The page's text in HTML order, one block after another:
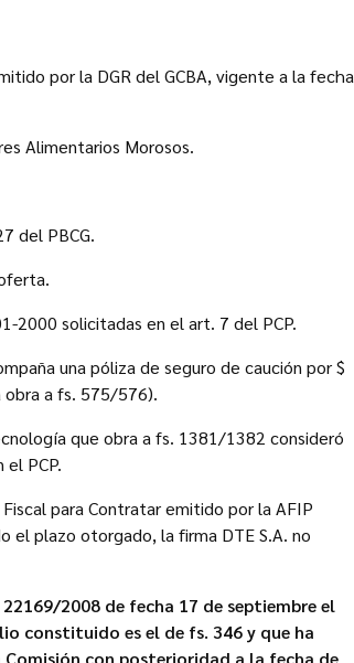
por la DGR del GCBA, vigente a la fecha
Alimentarios Morosos.
del PBCG.
2000 solicitadas en el art. 7 del PCP.
una póliza de seguro de caución por $
obra a fs. 575/576).
que obra a fs. 1381/1382 consideró
PCP.
para Contratar emitido por la AFIP
el plazo otorgado, la firma DTE S.A. no
2008 de fecha 17 de septiembre el
constituido es el de fs. 346 y que ha
con posterioridad a la fecha de